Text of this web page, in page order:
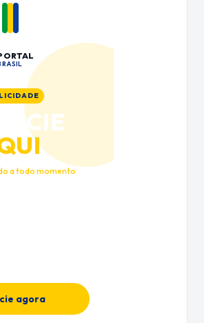
a todo momento
agora